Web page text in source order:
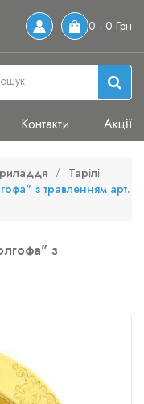
0 - 0 Грн
Контакти Акції
Тарілі
з травленням арт.
з